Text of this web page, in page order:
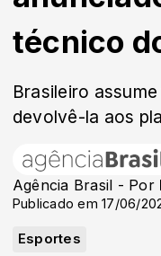
técnico
Brasileiro
devolvê-la aos
Agência Brasil - Por
Publicado em 17/06/
Esportes